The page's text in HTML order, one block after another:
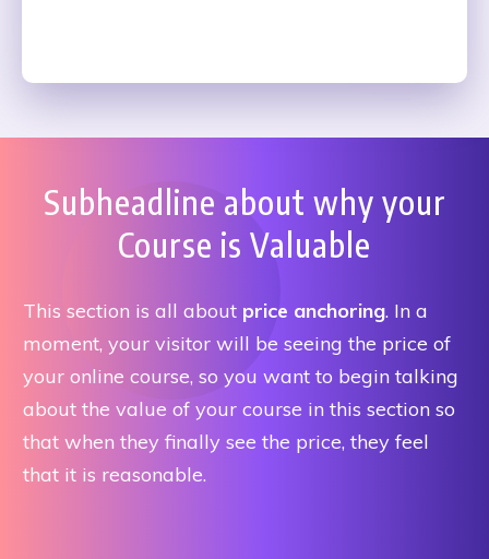
Subheadline about why your
Course is Valuable
This section is all about price anchoring. In a
moment, your visitor will be seeing the price of
your online course, so you want to begin talking
about the value of your course in this section so
that when they finally see the price, they feel
that it is reasonable.